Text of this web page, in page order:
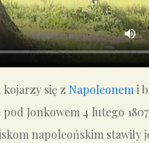
kojarzy się z Napoleonemi
Jonkowem 4 lutego
napoleońskim stawiły